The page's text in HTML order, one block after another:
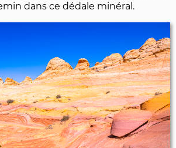
dans ce dédale minéral.